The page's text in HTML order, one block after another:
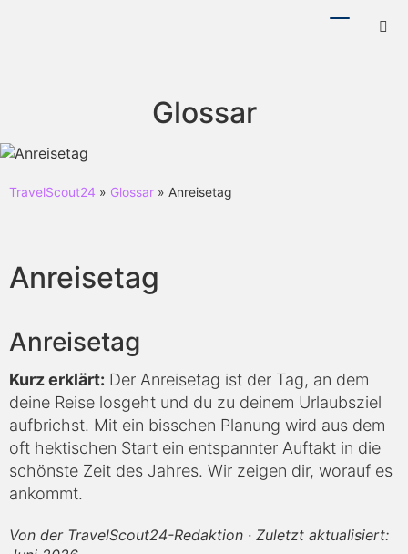
Glossar
TravelScout24 » Glossar » Anreisetag
Anreisetag
Anreisetag
Kurz erklärt: Der Anreisetag ist der Tag, an dem
deine Reise losgeht und du zu deinem Urlaubsziel
aufbrichst. Mit ein bisschen Planung wird aus dem
oft hektischen Start ein entspannter Auftakt in die
schönste Zeit des Jahres. Wir zeigen dir, worauf es
ankommt.
Von der TravelScout24-Redaktion · Zuletzt aktualisiert: